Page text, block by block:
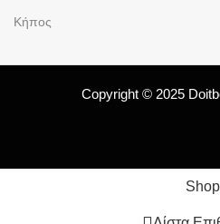
Κήπος
Copyright © 2025
Shop